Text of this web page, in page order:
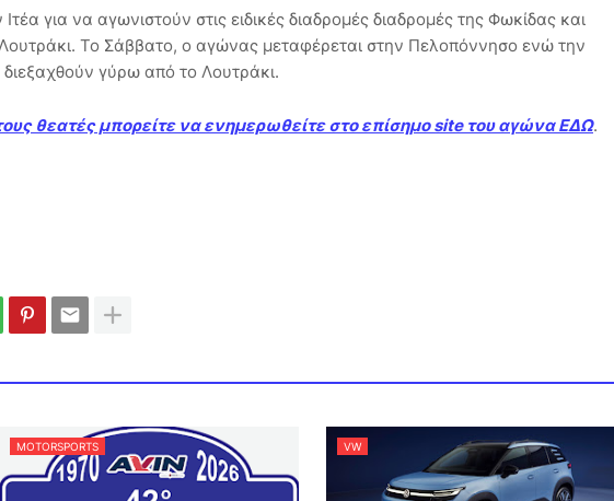
για να αγωνιστούν στις ειδικές διαδρομές διαδρομές της Φωκίδας και
Το Σάββατο, ο αγώνας μεταφέρεται στην Πελοπόννησο ενώ την
διεξαχθούν γύρω από το Λουτράκι.
τους θεατές μπορείτε να ενημερωθείτε στο επίσημο site του αγώνα ΕΔΩ.
MOTORSPORTS VW